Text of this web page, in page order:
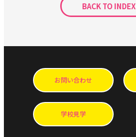
BACK TO INDEX
お問い合わせ
学校見学